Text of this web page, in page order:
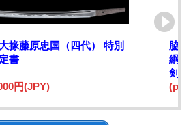
掾藤原忠国（四代） 特別
書
円(JPY)
脇
綱)
剣